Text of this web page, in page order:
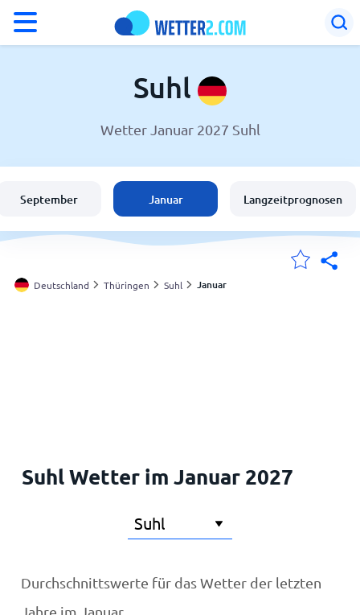
Schweiz
Österreich
Suhl
Wetter Januar 2027 Suhl
September Januar Langzeitprognosen
Deutschland Thüringen Suhl Januar
Suhl Wetter im Januar 2027
Durchschnittswerte für das Wetter der letzten
Jahre im Januar